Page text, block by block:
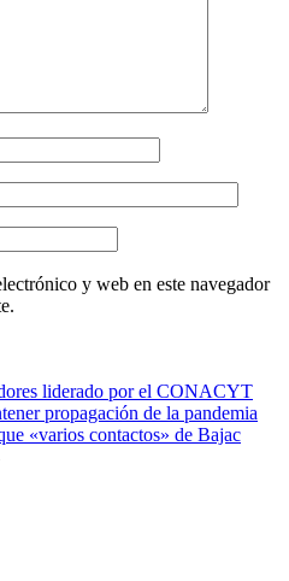
y web en este navegador
liderado por el CONACYT
propagación de la pandemia
«varios contactos» de Bajac